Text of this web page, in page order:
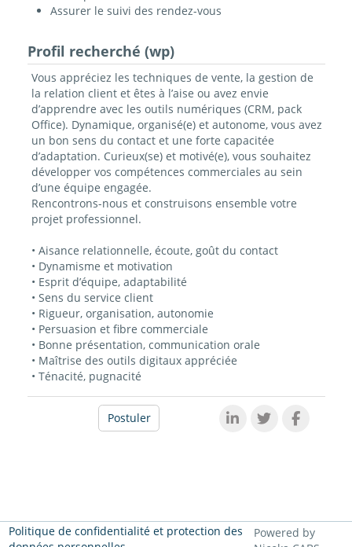
Assurer le suivi des rendez-vous
Profil recherché (wp)
Vous appréciez les techniques de vente, la gestion de
la relation client et êtes à l’aise ou avez envie
d’apprendre avec les outils numériques (CRM, pack
Office). Dynamique, organisé(e) et autonome, vous avez
un bon sens du contact et une forte capacitée
d’adaptation. Curieux(se) et motivé(e), vous souhaitez
développer vos compétences commerciales au sein
d’une équipe engagée.
Rencontrons-nous et construisons ensemble votre
projet professionnel.
• Aisance relationnelle, écoute, goût du contact
• Dynamisme et motivation
• Esprit d’équipe, adaptabilité
• Sens du service client
• Rigueur, organisation, autonomie
• Persuasion et fibre commerciale
• Bonne présentation, communication orale
• Maîtrise des outils digitaux appréciée
• Ténacité, pugnacité
Postuler
Politique de confidentialité et protection des
Powered by